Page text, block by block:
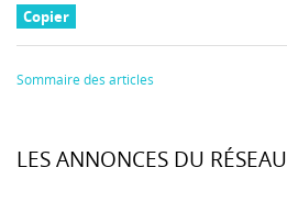
Copier
Sommaire des articles
LES ANNONCES DU RÉSEAU